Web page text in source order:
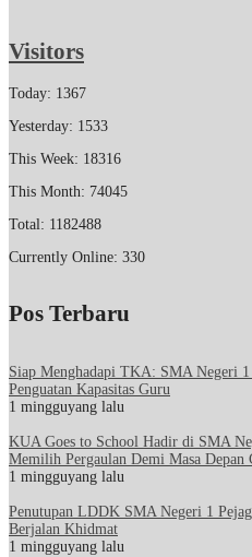
Visitors
Today: 1367
Yesterday: 1533
This Week: 18316
This Month: 74045
Total: 1182488
Currently Online: 330
Pos Terbaru
Siap Menghadapi TKA: SMA Negeri
Penguatan Kapasitas Guru
1 mingguyang lalu
KUA Goes to School Hadir di SMA
Memilih Pergaulan Demi Masa Depan
1 mingguyang lalu
Penutupan LDDK SMA Negeri 1
Berjalan Khidmat
1 mingguyang lalu